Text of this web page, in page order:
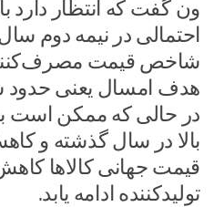
ون گفت که انتظار دارد
احتمالی در نیمه دوم
شاخص قیمت
هدف امسال یعنی حدود
در حالی که ممکن است
بالا در سال گذشته و
قیمت جهانی کالاها
تولیدکننده ادامه یابد.